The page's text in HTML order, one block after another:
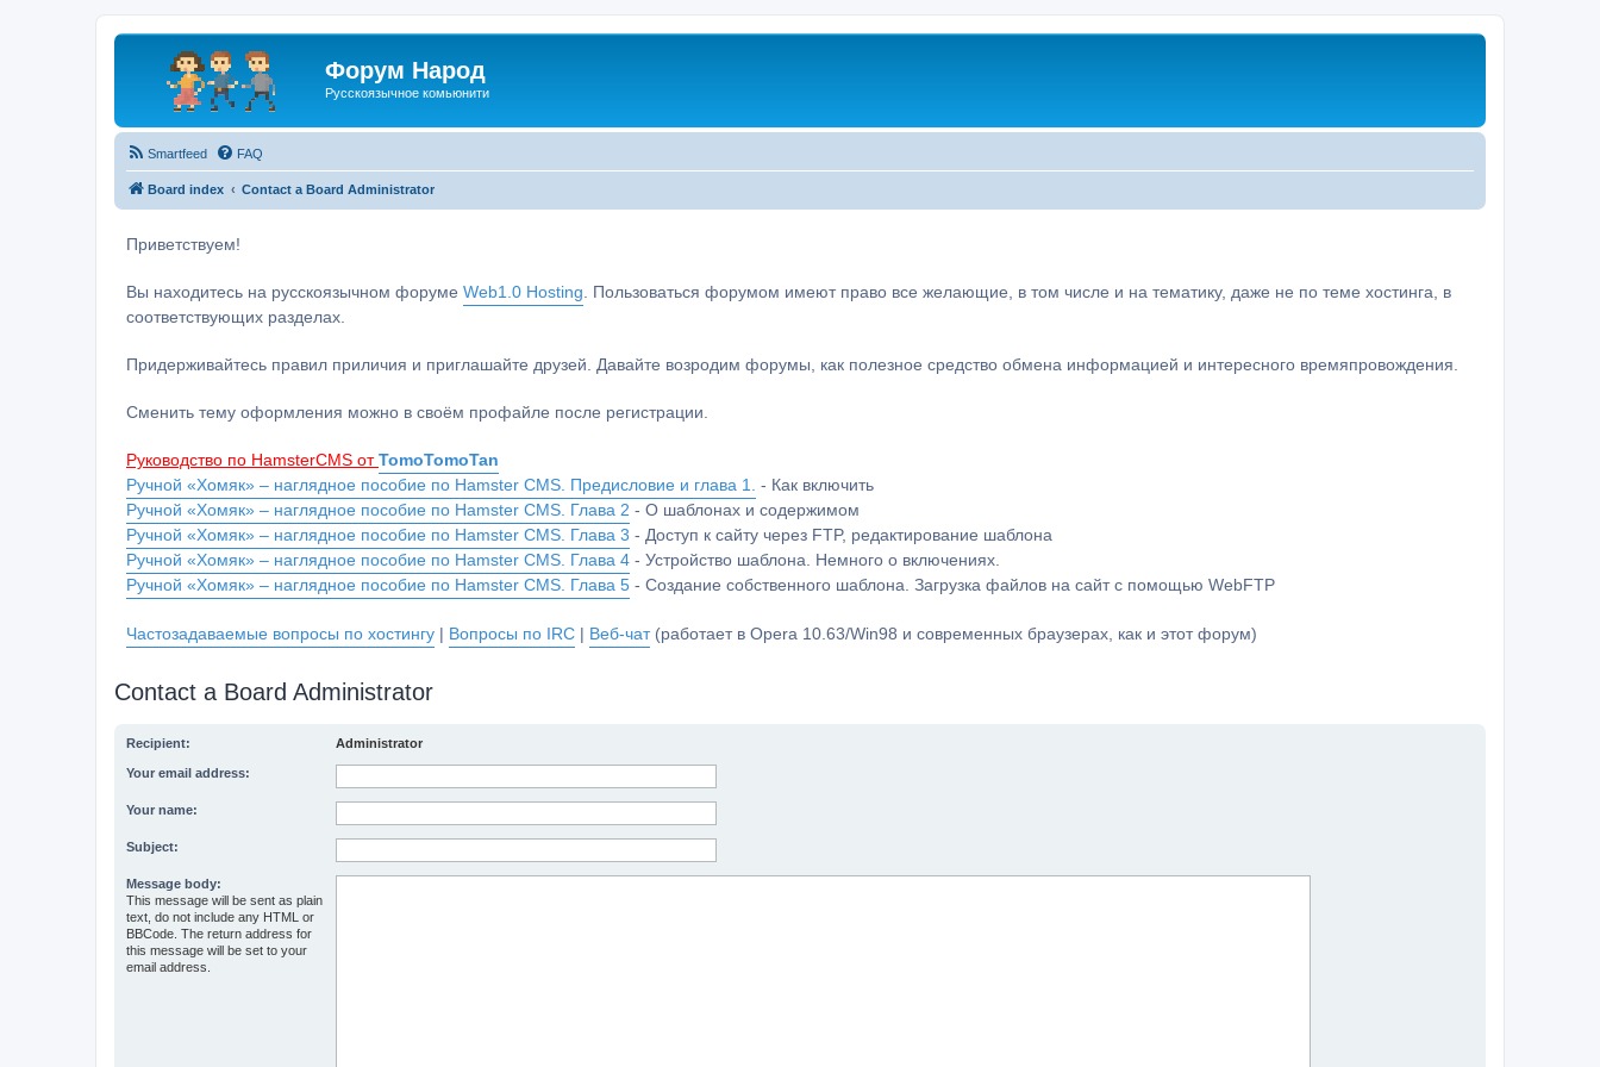
Форум Народ
Русскоязычное комьюнити
Smartfeed FAQ
Board index Contact a Board Administrator
Приветствуем!
Вы находитесь на русскоязычном форуме Web1.0 Hosting . Пользоваться форумом имеют право все желающие, в том числе и на тематику, даже не по теме хостинга, в
соответствующих разделах.
Придерживайтесь правил приличия и приглашайте друзей. Давайте возродим форумы, как полезное средство обмена информацией и интересного времяпровождения.
Сменить тему оформления можно в своём профайле после регистрации.
Руководство по HamsterCMS от TomoTomoTan
Ручной «Хомяк» – наглядное пособие по Hamster CMS. Предисловие и глава 1.
- Как включить
Ручной «Хомяк» – наглядное пособие по Hamster CMS. Глава 2 - О шаблонах и содержимом
Ручной «Хомяк» – наглядное пособие по Hamster CMS. Глава 3 - Доступ к сайту через FTP, редактирование шаблона
Ручной «Хомяк» – наглядное пособие по Hamster CMS. Глава 4 - Устройство шаблона. Немного о включениях.
Ручной «Хомяк» – наглядное пособие по Hamster CMS. Глава 5 - Создание собственного шаблона. Загрузка файлов на сайт с помощью WebFTP
Частозадаваемые вопросы по хостингу | Вопросы по IRC | Веб-чат(работает в Opera 10.63/Win98 и современных браузерах, как и этот форум)
Contact a Board Administrator
Recipient: Administrator
Your email address:
Your name:
Subject:
Message body:
This message will be sent as plain
text, do not include any HTML or
BBCode. The return address for
this message will be set to your
email address.